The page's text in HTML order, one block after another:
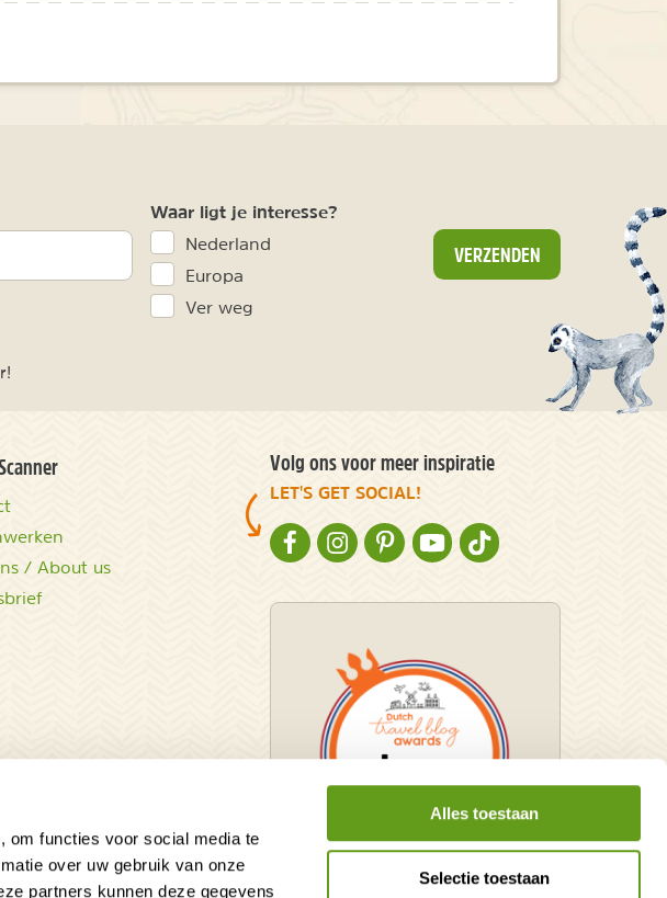
om functies voor social media te
over uw gebruik van onze
partners kunnen deze gegevens
Alles toestaan
Selectie toestaan
Waar ligt je interesse?
Nederland
Europa
Ver weg
VERZENDEN
/ About us
Volg ons voor meer inspiratie
LET'S GET SOCIAL!
NATURESCANNER OP FACEBOOK
NATURESCANNER OP INSTAGRAM
NATURESCANNER OP PINTEREST
NATURESCANNER OP YOUTUBE
NATURESCANNER OP